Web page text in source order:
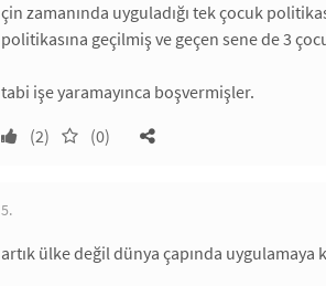
çin zamanında uyguladığı tek çocuk
politikasına geçilmiş ve geçen sene de 3
tabi işe yaramayınca boşvermişler.
(2)
(0)
5.
artık ülke değil dünya çapında